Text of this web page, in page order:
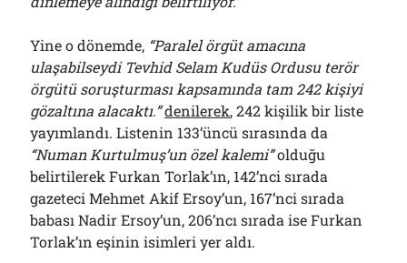
Yine o dönemde, “Paralel örgüt amacına
ulaşabilseydi Tevhid Selam Kudüs Ordusu terör
örgütü soruşturması kapsamında tam 242 kişiyi
gözaltına alacaktı.”denilerek, 242 kişilik bir liste
yayımlandı. Listenin 133’üncü sırasında da
“Numan Kurtulmuş’un özel kalemi”olduğu
belirtilerek Furkan Torlak’ın, 142’nci sırada
gazeteci Mehmet Akif Ersoy’un, 167’nci sırada
babası Nadir Ersoy’un, 206’ncı sırada ise Furkan
Torlak’ın eşinin isimleri yer aldı.